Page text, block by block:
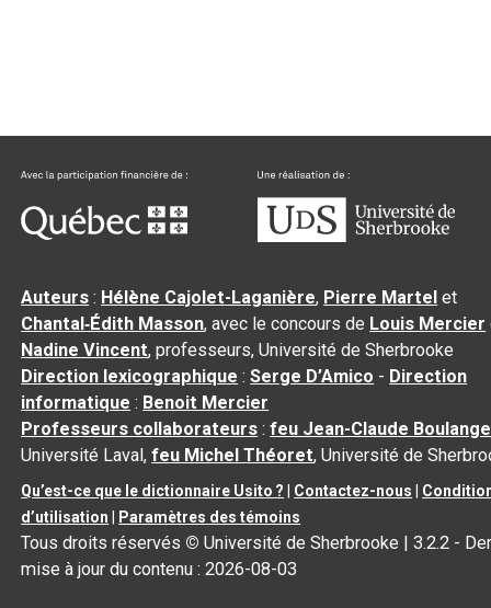
Auteurs : Hélène Cajolet-Laganière, Pierre Martel et
Chantal‑Édith Masson, avec le concours de Louis Mercier
Nadine Vincent, professeurs, Université de Sherbrooke
Direction lexicographique :Serge D’Amico - Direction
informatique : Benoit Mercier
Professeurs collaborateurs :feu Jean-Claude
Université Laval,feu Michel Théoret, Université de
Qu’est-ce que le dictionnaire Usito ? Contactez-nous
d’utilisation
Paramètres des témoins
Tous droits réservés © Université de Sherbrooke |3.2.2 -
mise à jour du contenu :2026-08-03